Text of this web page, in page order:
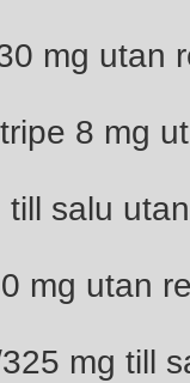
mg utan
8 mg
salu
mg utan
mg till